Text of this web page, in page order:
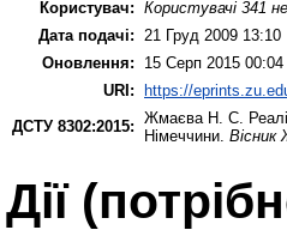
Користувач: Користувачі 341
Дата подачі:
21 Груд 2009 13:10
Оновлення:
15 Серп 2015 00:04
URI: https://
ДСТУ 8302:2015: Жмаєва Н. С.
Німеччини. Вісник
Дії